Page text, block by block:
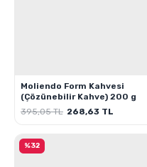
Moliendo Form Kahvesi
(Çözünebilir Kahve) 200 g
395,05 TL 268,63 TL
%32